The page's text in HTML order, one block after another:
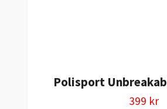
Polisport
399 kr